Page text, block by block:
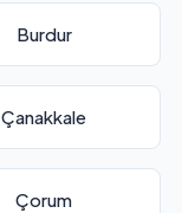
Burdur
Çanakkale
Çorum